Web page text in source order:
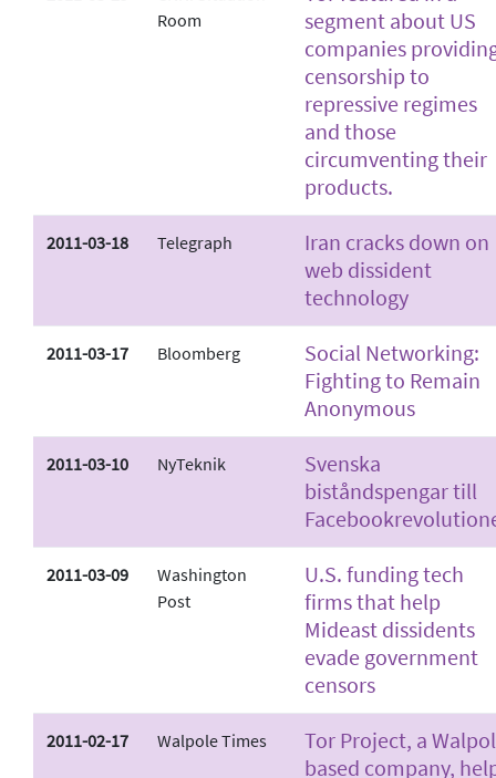
Room
segment about US
companies
censorship to
repressive regimes
and those
circumventing their
products.
2011-03-18 Telegraph
Iran cracks down on
web dissident
technology
2011-03-17 Bloomberg
Social Networking:
Fighting to Remain
Anonymous
2011-03-10 NyTeknik
Svenska
biståndspengar till
2011-03-09
Washington
Post
U.S. funding tech
firms that help
Mideast dissidents
evade government
censors
2011-02-17 Walpole Times
Tor Project, a
based company,